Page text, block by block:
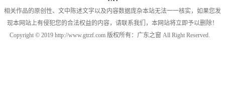
相关作品的原创性、文中陈述文字以及内容数据庞杂本站无法一一核实，如果您发
现本网站上有侵犯您的合法权益的内容，请联系我们，本网站将立即予以删除！
Copyright © 2019 http://www.gtrzf.com 版权所有：广东之窗 All Right Reserved.